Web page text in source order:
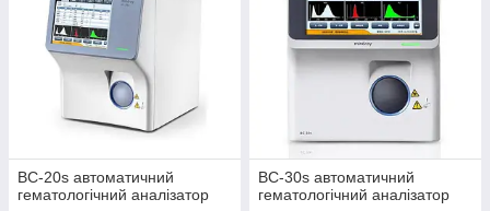
BC-20s автоматичний
гематологічний аналізатор
BC-30s автоматичний
гематологічний аналізатор